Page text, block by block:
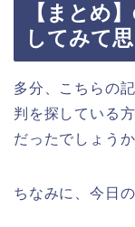
【まとめ
してみて
多分、こちらの
判を探している
だったでしょうか
ちなみに、今日